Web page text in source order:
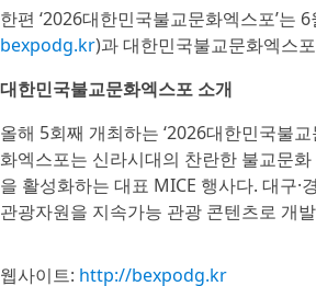
한편 ‘2026대한민국불교문화엑스포’는
bexpodg.kr)과 대한민국불교문화엑스
대한민국불교문화엑스포 소개
올해 5회째 개최하는 ‘2026대한민국불
화엑스포는 신라시대의 찬란한 불교문
을 활성화하는 대표 MICE 행사다. 대구
관광자원을 지속가능 관광 콘텐츠로 개
웹사이트: http://bexpodg.kr